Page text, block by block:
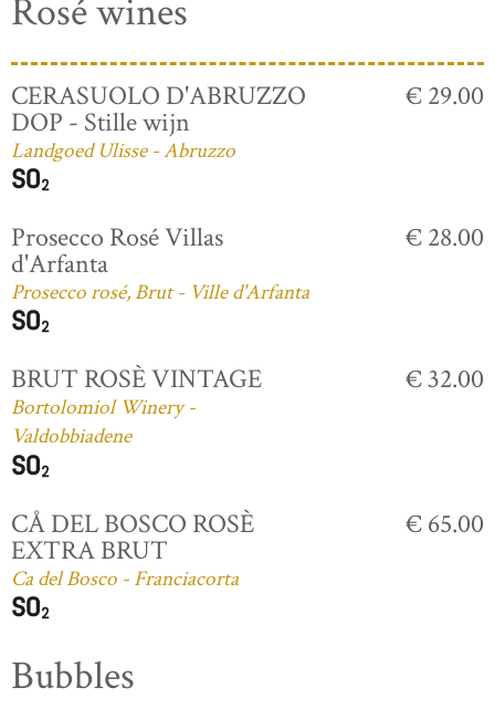
Rosé wines
CERASUOLO D'ABRUZZO
DOP - Stille wijn
Landgoed Ulisse - Abruzzo
€ 29.00
Prosecco Rosé Villas
d'Arfanta
Prosecco rosé, Brut - Ville d'Arfanta
€ 28.00
BRUT ROSÈ VINTAGE
Bortolomiol Winery -
Valdobbiadene
€ 32.00
CÅ DEL BOSCO ROSÈ
EXTRA BRUT
Ca del Bosco - Franciacorta
€ 65.00
Bubbles